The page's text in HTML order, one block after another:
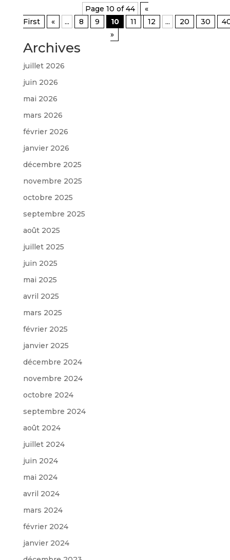
Page 10 of 44
«
First
« ... 8 9 10 11 12 ... 20 30
»
Archives
juillet 2026
juin 2026
mai 2026
mars 2026
février 2026
janvier 2026
décembre 2025
novembre 2025
octobre 2025
septembre 2025
août 2025
juillet 2025
juin 2025
mai 2025
avril 2025
mars 2025
février 2025
janvier 2025
décembre 2024
novembre 2024
octobre 2024
septembre 2024
août 2024
juillet 2024
juin 2024
mai 2024
avril 2024
mars 2024
février 2024
janvier 2024